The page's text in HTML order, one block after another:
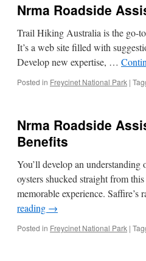
Nrma Roadside
Trail Hiking Australia is the go-
It’s a web site filled with
Develop new expertise, …
Posted in Freycinet National Park |
Nrma Roadside
Benefits
You’ll develop an
oysters shucked straight from
memorable experience.
reading →
Posted in Freycinet National Park |